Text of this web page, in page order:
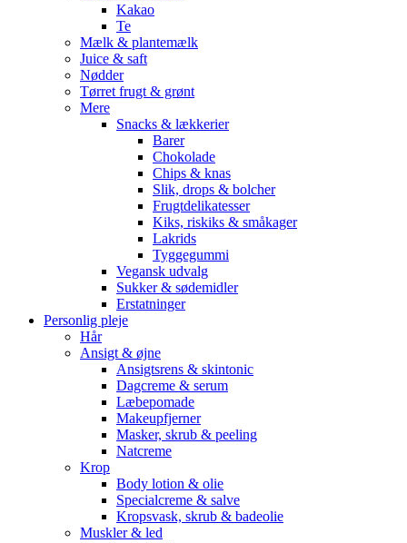
Kakao
Te
Mælk & plantemælk
Juice & saft
Nødder
Tørret frugt & grønt
Mere
Snacks & lækkerier
Barer
Chokolade
Chips & knas
Slik, drops & bolcher
Frugtdelikatesser
Kiks, riskiks & småkager
Lakrids
Tyggegummi
Vegansk udvalg
Sukker & sødemidler
Erstatninger
Personlig pleje
Hår
Ansigt & øjne
Ansigtsrens & skintonic
Dagcreme & serum
Læbepomade
Makeupfjerner
Masker, skrub & peeling
Natcreme
Krop
Body lotion & olie
Specialcreme & salve
Kropsvask, skrub & badeolie
Muskler & led